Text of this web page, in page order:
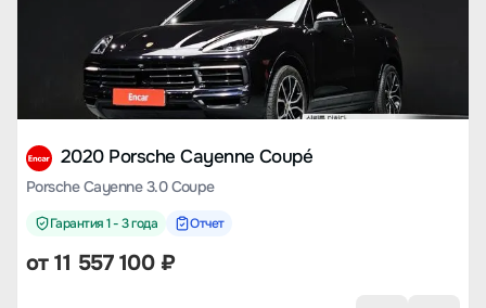
2020 Porsche Cayenne Coupé
Porsche Cayenne 3.0 Coupe
Гарантия 1 - 3 года Отчет
от11 557 100₽